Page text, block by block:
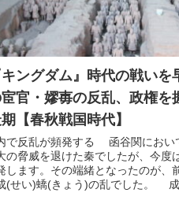
キングダム』時代の戦いを
官・嫪毐の反乱、政権を
【春秋戦国時代】
で反乱が頻発する 函谷関におい
の脅威を退けた秦でしたが、今度
します。その端緒となったのが、
(せい)蟜(きょう)の乱でした。 成